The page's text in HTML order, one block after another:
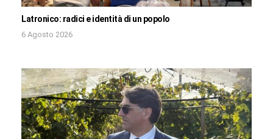
Latronico: radici e identità di un popolo
6 Agosto 2026